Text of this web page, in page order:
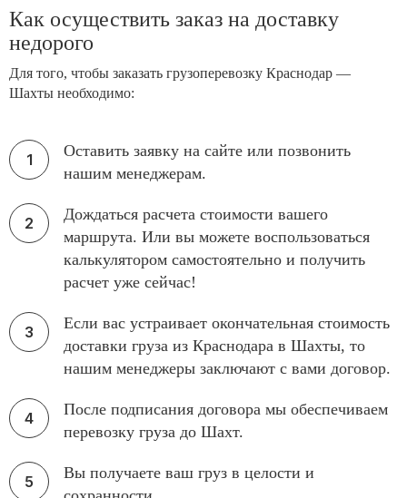
Как осуществить заказ на доставку
недорого
Для того, чтобы заказать грузоперевозку Краснодар —
Шахты необходимо:
Оставить заявку на сайте или позвонить
нашим менеджерам.
Дождаться расчета стоимости вашего
маршрута. Или вы можете воспользоваться
калькулятором самостоятельно и получить
расчет уже сейчас!
Если вас устраивает окончательная стоимость
доставки груза из Краснодара в Шахты, то
нашим менеджеры заключают с вами договор.
После подписания договора мы обеспечиваем
перевозку груза до Шахт.
Вы получаете ваш груз в целости и